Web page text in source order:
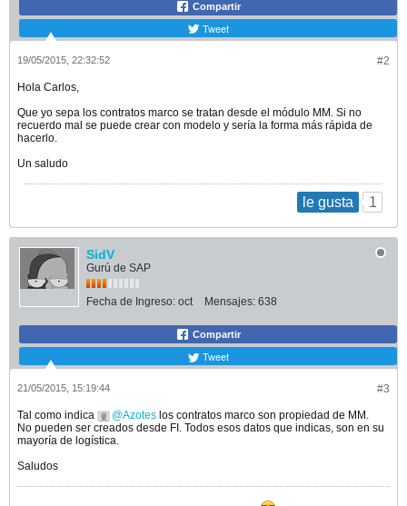
Compartir
Tweet
#2
19/05/2015, 22:32:52
Hola Carlos,
Que yo sepa los contratos marco se tratan desde el módulo MM. Si no
recuerdo mal se puede crear con modelo y sería la forma más rápida de
hacerlo.
Un saludo
le gusta 1
SidV
Gurú de SAP
Fecha de Ingreso: oct Mensajes: 638
Compartir
Tweet
#3
21/05/2015, 15:19:44
Tal como indica Azotes los contratos marco son propiedad de MM.
No pueden ser creados desde FI. Todos esos datos que indicas, son en su
mayoría de logística.
Saludos